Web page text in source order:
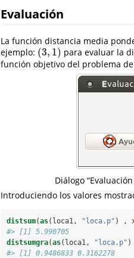
Evaluación
La función distancia media
ejemplo: (3, 1)
(3,1 ) para evaluar la
función objetivo del problema
Diálogo
Introduciendo los valores
distsum(as(loca1, "loca.p" ) ,
#> [1] 5.990705
distsumgra(as(loca1, "loca.p"
#> [1] 0.9486833 0.3162278